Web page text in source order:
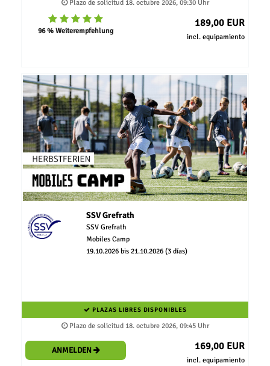
Plazo de solicitud 18. octubre 2026, 09:30 Uhr
96 % Weiterempfehlung
189,00 EUR
incl. equipamiento
SSV Grefrath
SSV Grefrath
Mobiles Camp
19.10.2026 bis 21.10.2026 (3 días)
PLAZAS LIBRES DISPONIBLES
Plazo de solicitud 18. octubre 2026, 09:45 Uhr
ANMELDEN 169,00 EUR
incl. equipamiento